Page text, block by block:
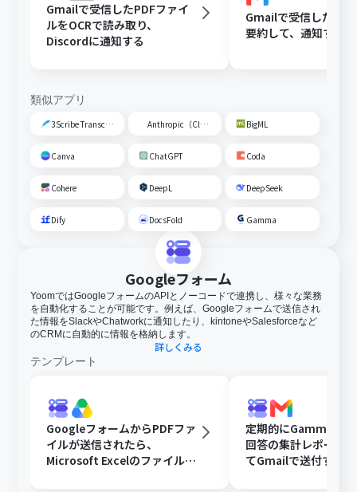
Gmailで受信したPDFファイ
ルをOCRで読み取り、
Discordに通知する
Gmailで受信した内
要約して、通知する
類似アプリ
3Scribe Transcription Anthropic（Claude） BigML
Canva ChatGPT Coda
Cohere DeepL DeepSeek
Dify DocsFold Gamma
Googleフォーム
YoomではGoogleフォームのAPIとノーコードで連携し、様々な業務
を自動化することが可能です。例えば、Googleフォームで送信され
た情報をSlackやChatworkに通知したり、kintoneやSalesforceなど
のCRMに自動的に情報を格納します。
詳しくみる
テンプレート
GoogleフォームからPDFファ
イルが送信されたら、
Microsoft Excelのファイルに
定期的にGammaで
回答の集計レポート
てGmailで送付する